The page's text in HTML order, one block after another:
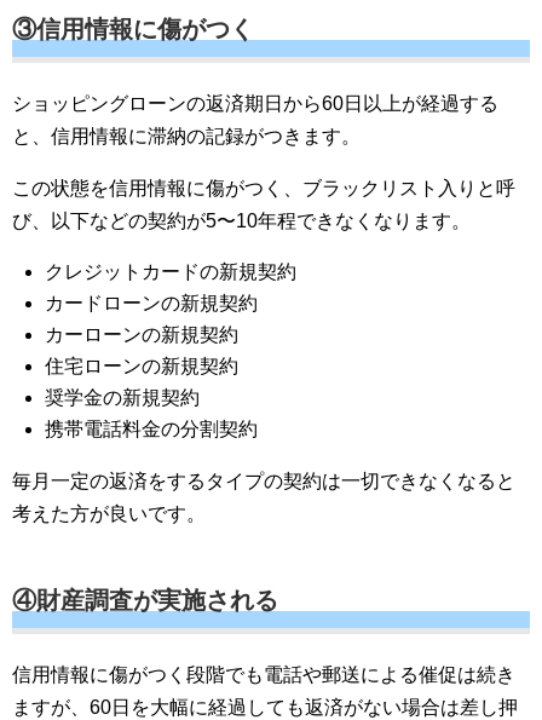
③信用情報に傷がつく
ショッピングローンの返済期日から60日以上が経過する
と、信用情報に滞納の記録がつきます。
この状態を信用情報に傷がつく、ブラックリスト入りと呼
び、以下などの契約が5〜10年程できなくなります。
クレジットカードの新規契約
カードローンの新規契約
カーローンの新規契約
住宅ローンの新規契約
奨学金の新規契約
携帯電話料金の分割契約
毎月一定の返済をするタイプの契約は一切できなくなると
考えた方が良いです。
④財産調査が実施される
信用情報に傷がつく段階でも電話や郵送による催促は続き
ますが、60日を大幅に経過しても返済がない場合は差し押